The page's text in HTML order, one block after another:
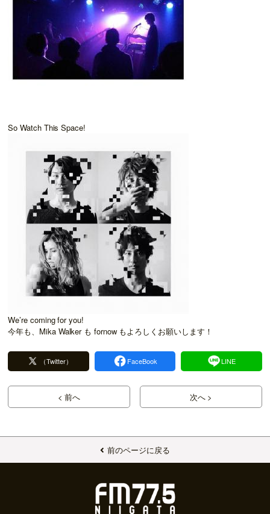
So Watch This Space!
We’re coming for you!
今年も、Mika Walker も fornow もよろしくお願いします！
（Twitter） FaceBook LINE
< 前へ 次へ >
前のページに戻る